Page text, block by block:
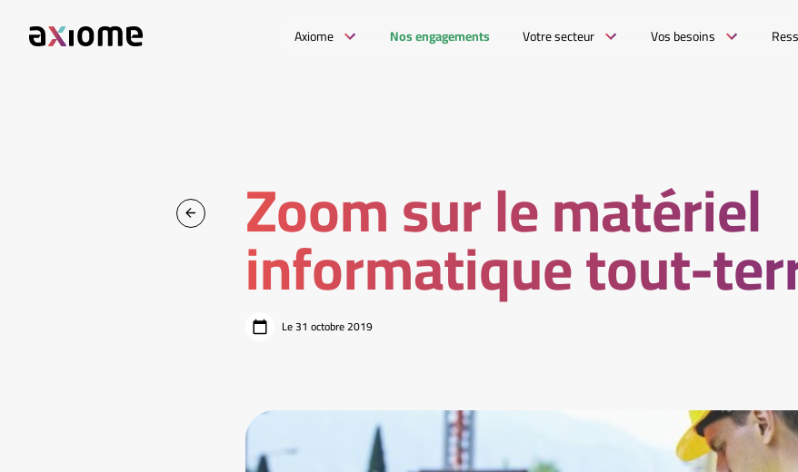
Axiome Nos engagements Votre secteur Vos besoins
Zoom sur le matériel
informatique tout-
Le 31 octobre 2019